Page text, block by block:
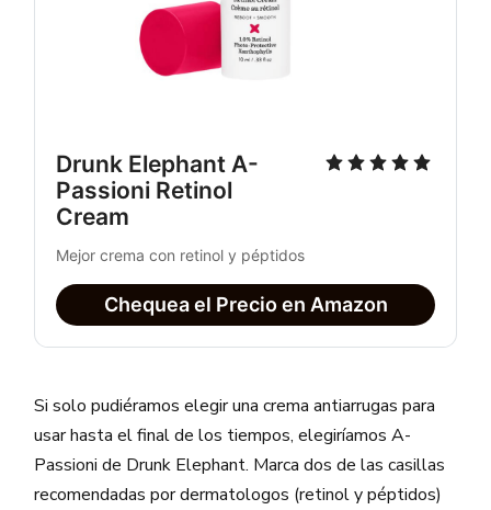
Drunk Elephant A-
Passioni Retinol
Cream
Mejor crema con retinol y péptidos
Chequea el Precio en Amazon
Si solo pudiéramos elegir una crema antiarrugas para
usar hasta el final de los tiempos, elegiríamos A-
Passioni de Drunk Elephant. Marca dos de las casillas
recomendadas por dermatologos (retinol y péptidos)